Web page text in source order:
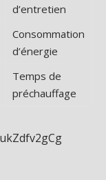
d’entretien
Consommation
d’énergie
Temps de
préchauffage